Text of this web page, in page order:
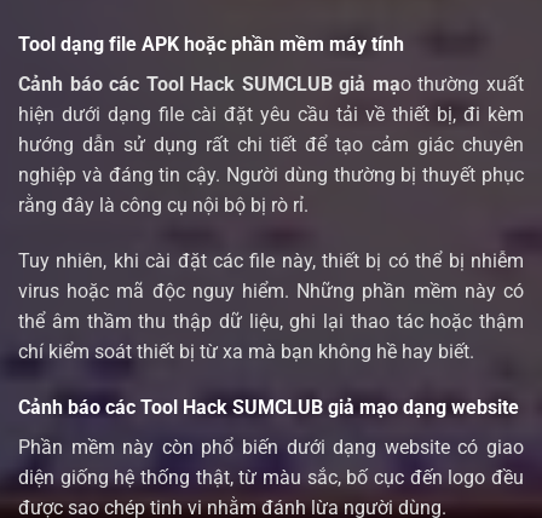
Tool dạng file APK hoặc phần mềm máy tính
Cảnh báo các Tool Hack SUMCLUB giả mạo thường xuất
hiện dưới dạng file cài đặt yêu cầu tải về thiết bị, đi kèm
hướng dẫn sử dụng rất chi tiết để tạo cảm giác chuyên
nghiệp và đáng tin cậy. Người dùng thường bị thuyết phục
rằng đây là công cụ nội bộ bị rò rỉ.
Tuy nhiên, khi cài đặt các file này, thiết bị có thể bị nhiễm
virus hoặc mã độc nguy hiểm. Những phần mềm này có
thể âm thầm thu thập dữ liệu, ghi lại thao tác hoặc thậm
chí kiểm soát thiết bị từ xa mà bạn không hề hay biết.
Cảnh báo các Tool Hack SUMCLUB giả mạo dạng website
Phần mềm này còn phổ biến dưới dạng website có giao
diện giống hệ thống thật, từ màu sắc, bố cục đến logo đều
được sao chép tinh vi nhằm đánh lừa người dùng.